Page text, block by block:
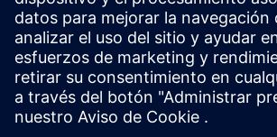
¿Necesita una formación más especializada
presupuesto para una formación exclusiva,
virtual o en un centro de formación SITRAIN?
sus datos personales y sus necesidades
enviaremos un presupuesto personalizado.
Solicitar presupuesto exclusivo